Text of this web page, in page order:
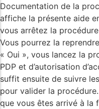
Documentation de la
affiche la présente aide
vous arrêtez la
Vous pourrez la
« Oui », vous lancez la
PDP et d’autorisation
suffit ensuite de suivre
pour valider la
que vous êtes arrivé à la